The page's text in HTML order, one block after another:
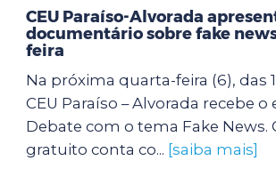
CEU Paraíso-Alvorada
documentário sobre fake
feira
Na próxima quarta-feira (6), das
CEU Paraíso – Alvorada recebe o
Debate com o tema Fake News.
gratuito conta co... [saiba mais]